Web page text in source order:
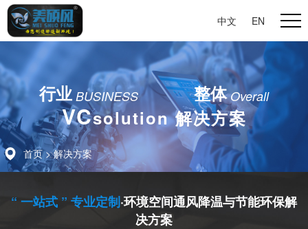
中文 EN
行业 BUSINESS 整体 Overall
VCsolution 解决方案
首页>解决方案
“ 一站式 ” 专业定制·环境空间通风降温与节能环保解
决方案